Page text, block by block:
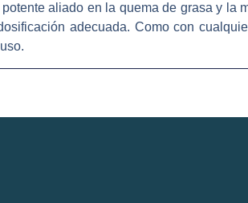
aliado en la quema de grasa y la
adecuada. Como con